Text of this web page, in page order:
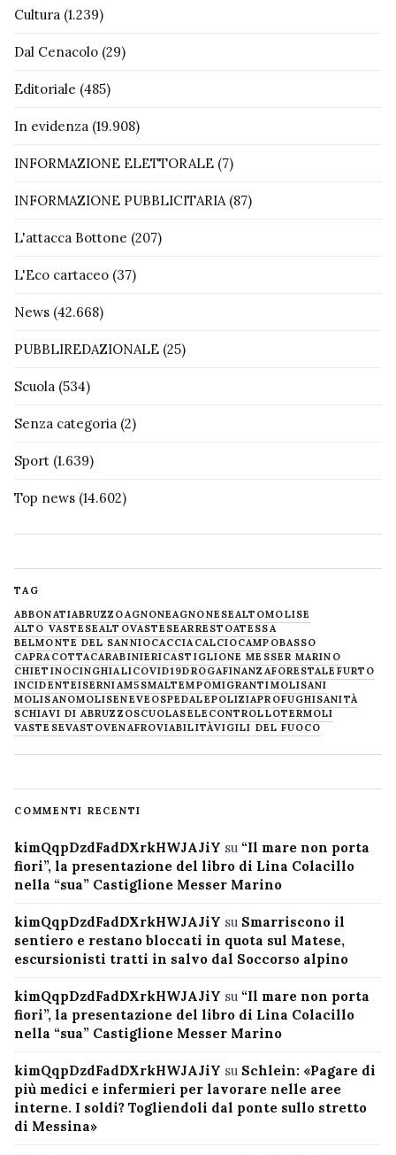
Cultura (1.239)
Dal Cenacolo (29)
Editoriale (485)
In evidenza (19.908)
INFORMAZIONE ELETTORALE (7)
INFORMAZIONE PUBBLICITARIA(87)
L'attacca Bottone (207)
L'Eco cartaceo (37)
News (42.668)
PUBBLIREDAZIONALE (25)
Scuola (534)
Senza categoria (2)
Sport (1.639)
Top news (14.602)
TAG
ABBONATIABRUZZOAGNONEAGNONESEALTOMOLISE
ALTO VASTESEALTOVASTESEARRESTOATESSA
BELMONTE DEL SANNIOCACCIACALCIOCAMPOBASSO
CAPRACOTTACARABINIERICASTIGLIONE MESSER MARINO
CHIETINOCINGHIALICOVID19DROGAFINANZAFORESTALE FURTO
INCIDENTEISERNIAM5SMALTEMPOMIGRANTIMOLISANI
MOLISANOMOLISENEVE OSPEDALEPOLIZIAPROFUGHISANITÀ
SCHIAVI DI ABRUZZOSCUOLASELECONTROLLOTERMOLI
VASTESEVASTOVENAFROVIABILITÀVIGILI DEL FUOCO
COMMENTI RECENTI
kimQqpDzdFadDXrkHWJAJiY su “Il mare non porta
fiori”, la presentazione del libro di Lina Colacillo
nella “sua” Castiglione Messer Marino
kimQqpDzdFadDXrkHWJAJiY su Smarriscono il
sentiero e restano bloccati in quota sul Matese,
escursionisti tratti in salvo dal Soccorso alpino
kimQqpDzdFadDXrkHWJAJiY su “Il mare non porta
fiori”, la presentazione del libro di Lina Colacillo
nella “sua” Castiglione Messer Marino
kimQqpDzdFadDXrkHWJAJiY su Schlein: «Pagare di
più medici e infermieri per lavorare nelle aree
interne. I soldi? Togliendoli dal ponte sullo stretto
di Messina»